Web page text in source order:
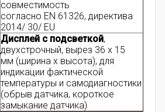
совместимость
согласно EN 61326, директива
2014/ 30/ EU
Дисплей с подсветкой,
двухстрочный, вырез 36 x 15
мм (ширина x высота), для
индикации фактической
температуры и самодиагностики
(обрыв датчика, короткое
замыкание датчика)